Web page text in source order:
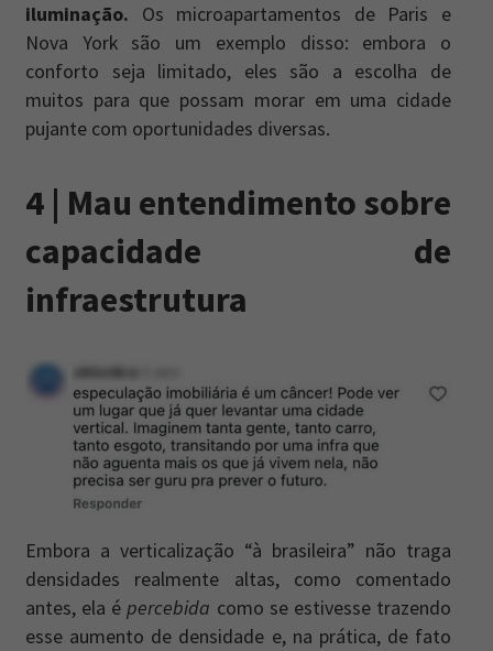
iluminação. Os microapartamentos de Paris e
Nova York são um exemplo disso: embora o
conforto seja limitado, eles são a escolha de
muitos para que possam morar em uma cidade
pujante com oportunidades diversas.
4 | Mau entendimento sobre
capacidade de
infraestrutura
Embora a verticalização “à brasileira” não traga
densidades realmente altas, como comentado
antes, ela épercebida como se estivesse trazendo
esse aumento de densidade e, na prática, de fato